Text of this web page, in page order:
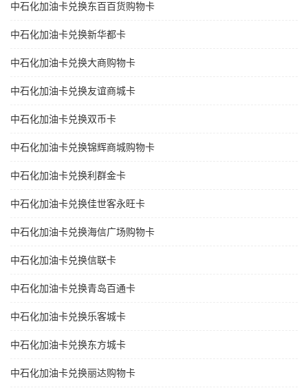
中石化加油卡兑换东百百货购物卡
中石化加油卡兑换新华都卡
中石化加油卡兑换大商购物卡
中石化加油卡兑换友谊商城卡
中石化加油卡兑换双币卡
中石化加油卡兑换锦辉商城购物卡
中石化加油卡兑换利群金卡
中石化加油卡兑换佳世客永旺卡
中石化加油卡兑换海信广场购物卡
中石化加油卡兑换信联卡
中石化加油卡兑换青岛百通卡
中石化加油卡兑换乐客城卡
中石化加油卡兑换东方城卡
中石化加油卡兑换丽达购物卡